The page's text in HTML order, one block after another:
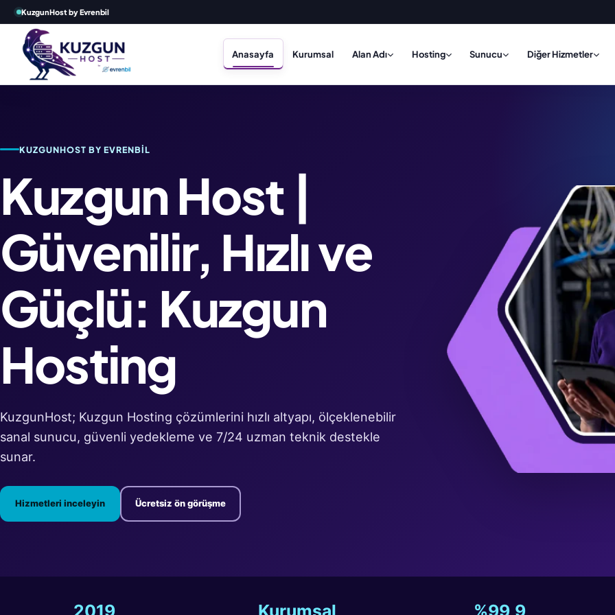
KuzgunHost by Evrenbil
Anasayfa Kurumsal Alan Adı Hosting Sunucu Diğer Hizmetler
KUZGUNHOST BY EVRENBIL
Kuzgun Host |
Güvenilir, Hızlı ve
Güçlü: Kuzgun
Hosting
KuzgunHost; Kuzgun Hosting çözümlerini hızlı altyapı, ölçeklenebilir
sanal sunucu, güvenli yedekleme ve 7/24 uzman teknik destekle
sunar.
Hizmetleri inceleyin Ücretsiz ön görüşme
2019 Kurumsal %99,9